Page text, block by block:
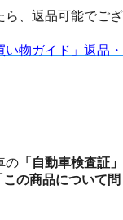
ら、返品可能でござ
い物ガイド」返品・
の 「自動車検査証」
の商品について問